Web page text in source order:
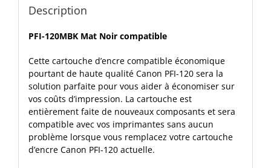
Description
PFI-120MBK Mat Noir compatible
Cette cartouche d’encre compatible économique
pourtant de haute qualité Canon PFI-120 sera la
solution parfaite pour vous aider à économiser sur
vos coûts d’impression. La cartouche est
entièrement faite de nouveaux composants et sera
compatible avec vos imprimantes sans aucun
problème lorsque vous remplacez votre cartouche
d’encre Canon PFI-120 actuelle.